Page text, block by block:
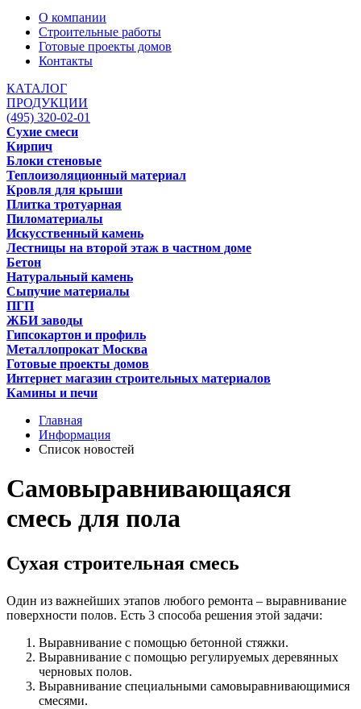
О компании
Строительные работы
Готовые проекты домов
Контакты
КАТАЛОГ
ПРОДУКЦИИ
(495) 320-02-01
Сухие смеси
Кирпич
Блоки стеновые
Теплоизоляционный материал
Кровля для крыши
Плитка тротуарная
Пиломатериалы
Искусственный камень
Лестницы на второй этаж в частном доме
Бетон
Натуральный камень
Сыпучие материалы
ПГП
ЖБИ заводы
Гипсокартон и профиль
Металлопрокат Москва
Готовые проекты домов
Интернет магазин строительных материалов
Камины и печи
Главная
Информация
Список новостей
Самовыравнивающаяся
смесь для пола
Сухая строительная смесь
Один из важнейших этапов любого ремонта – выравнивание
поверхности полов. Есть 3 способа решения этой задачи:
Выравнивание с помощью бетонной стяжки.
Выравнивание с помощью регулируемых деревянных
черновых полов.
Выравнивание специальными самовыравнивающимися
смесями.